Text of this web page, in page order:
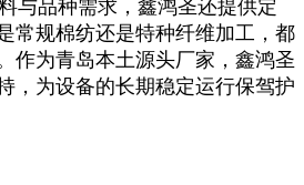
与品种需求，鑫鸿圣还提供定
常规棉纺还是特种纤维加工，都
作为青岛本土源头厂家，鑫鸿圣
，为设备的长期稳定运行保驾护